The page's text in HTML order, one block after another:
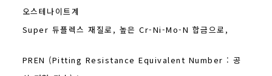
오스테나이트계
Super 듀플렉스 재질로, 높은 Cr-Ni-Mo-N 합금으로,
PREN (Pitting Resistance Equivalent Number : 공